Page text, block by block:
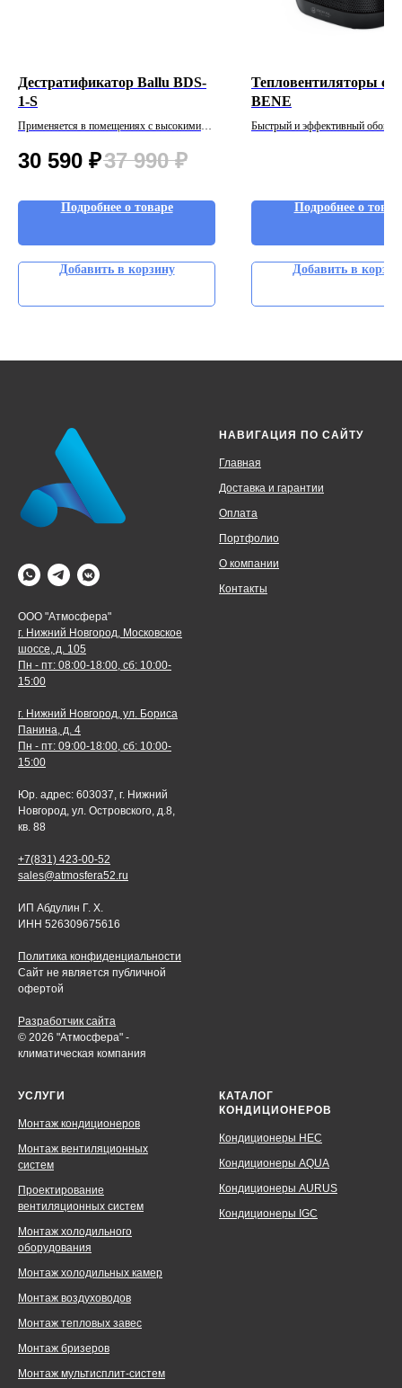
Дестратификатор Ballu BDS-
1-S
Применяется в помещениях с высокими
воздуха по высоте
30 590 ₽37 990 ₽
Подробнее о товаре
Добавить в корзину
Тепловентиляторы
BENE
Быстрый и эффективный обогрев
Подробнее о
Добавить в
ООО "Атмосфера"
г. Нижний Новгород, Московское
шоссе, д. 105
Пн - пт: 08:00-18:00, сб: 10:00-
15:00
г. Нижний Новгород, ул. Бориса
Панина, д. 4
Пн - пт: 09:00-18:00, сб: 10:00-
15:00
Юр. адрес: 603037, г. Нижний
Новгород, ул. Островского, д.8,
кв. 88
+7(831) 423-00-52
sales@atmosfera52.ru
ИП Абдулин Г. Х.
ИНН 526309675616
Политика конфиденциальности
Сайт не является публичной
офертой
Разработчик сайта
© 2026 "Атмосфера" -
климатическая компания
НАВИГАЦИЯ ПО САЙТУ
Главная
Доставка и гарантии
Оплата
Портфолио
О компании
Контакты
УСЛУГИ
Монтаж кондиционеров
Монтаж вентиляционных
систем
Проектирование
вентиляционных систем
Монтаж холодильного
оборудования
Монтаж холодильных камер
Монтаж воздуховодов
Монтаж тепловых завес
Монтаж бризеров
Монтаж мультисплит-систем
КАТАЛОГ
КОНДИЦИОНЕРОВ
Кондиционеры HEC
Кондиционеры AQUA
Кондиционеры AURUS
Кондиционеры IGC